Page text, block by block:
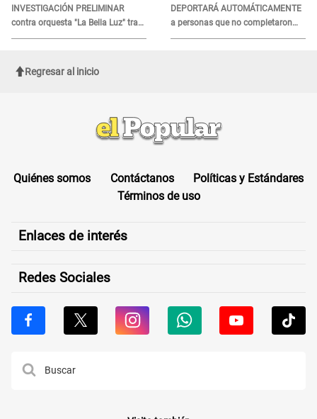
INVESTIGACIÓN PRELIMINAR
contra orquesta "La Bella Luz" tras
DENUNCIA de Naldy Saldaña
DEPORTARÁ AUTOMÁTICAMENTE
a personas que no completaron
este formulario clave
Regresar al inicio
Quiénes somos Contáctanos
Políticas y Estándares
Términos de uso
Enlaces de interés
Redes Sociales